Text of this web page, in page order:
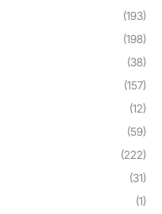
(193)
(198)
(38)
(157)
(12)
(59)
(222)
(31)
(1)